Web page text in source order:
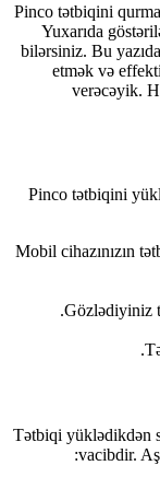
Pinco tətbiqini
Yuxarıda
bilərsiniz. Bu
etmək və
verəcəyik.
Pinco tətbiqini
Mobil cihazınızın
Gözlədiyiniz
Tətbiqi yüklədikdən
vacibdir.